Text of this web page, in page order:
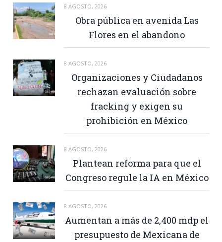
8 AGOSTO, 2026
Obra pública en avenida Las
Flores en el abandono
8 AGOSTO, 2026
Organizaciones y Ciudadanos
rechazan evaluación sobre
fracking y exigen su
prohibición en México
8 AGOSTO, 2026
Plantean reforma para que el
Congreso regule la IA en México
8 AGOSTO, 2026
Aumentan a más de 2,400 mdp el
presupuesto de Mexicana de